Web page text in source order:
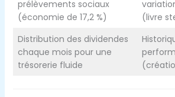
prélèvements sociaux
(économie de 17,2 %)
(livre
Distribution des dividendes
chaque mois pour une
trésorerie fluide